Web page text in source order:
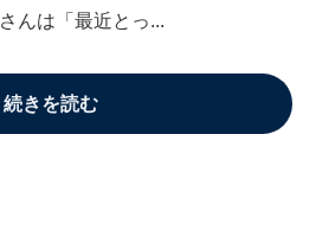
んは「最近とっ...
続きを読む